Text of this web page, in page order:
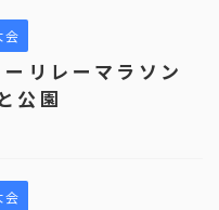
会
リレーマラソン
公園
会